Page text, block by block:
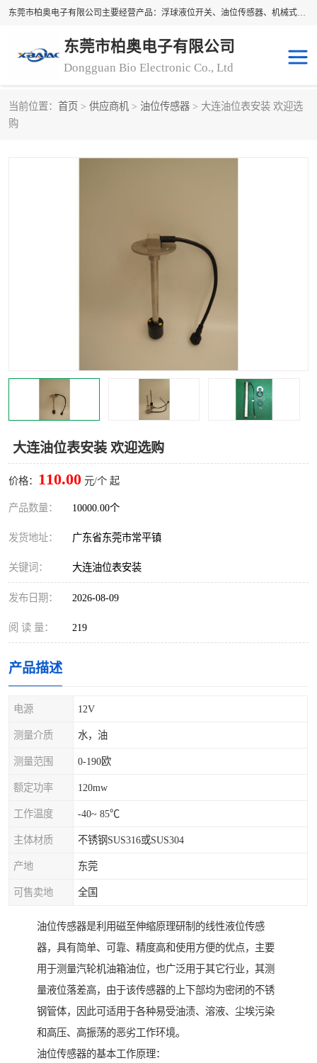
东莞市柏奥电子有限公司主要经营产品：浮球液位开关、油位传感器、机械式油表、浮球液位计、水位控制浮球阀、料位开关，水流开关、油水位控制配套仪表等。柏奥电子，您可信赖的合作伙伴
东莞市柏奥电子有限公司
Dongguan Bio Electronic Co., Ltd
当前位置： 首页 > 供应商机 > 油位传感器 > 大连油位表安装 欢迎选
购
大连油位表安装 欢迎选购
价格： 110.00 元/个 起
产品数量： 10000.00个
发货地址： 广东省东莞市常平镇
关键词： 大连油位表安装
发布日期： 2026-08-09
阅 读 量： 219
产品描述
电源 12V
测量介质 水，油
测量范围 0-190欧
额定功率 120mw
工作温度 -40~ 85℃
主体材质 不锈钢SUS316或SUS304
产地 东莞
可售卖地 全国
油位传感器是利用磁至伸缩原理研制的线性液位传感
器，具有简单、可靠、精度高和使用方便的优点，主要
用于测量汽轮机油箱油位，也广泛用于其它行业，其测
量液位落差高，由于该传感器的上下部均为密闭的不锈
钢管体，因此可适用于各种易受油渍、溶液、尘埃污染
和高压、高振荡的恶劣工作环境。
油位传感器的基本工作原理：
机械式油表 水流开关
转速表